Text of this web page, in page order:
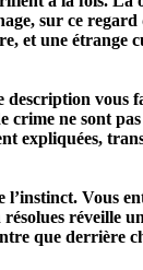
sur ce
et une
description
ne sont
expliquées,
Vous
réveille
que derrière